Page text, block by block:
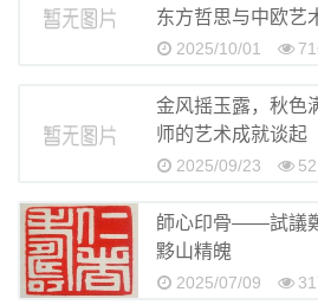
东方哲思与中欧艺
2025/10/01
金风摇玉露，秋
师的艺术成就谈起
2025/09/23
師心印骨——試議
黟山精魄
2025/07/09